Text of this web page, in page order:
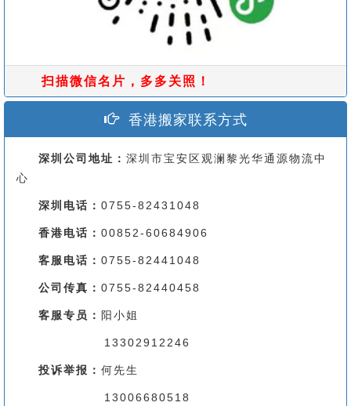
扫描微信名片，多多关照！
香港搬家联系方式
深圳公司地址： 深圳市宝安区观澜黎光华通源物流中
心
深圳电话： 0755-82431048
香港电话： 00852-60684906
客服电话： 0755-82441048
公司传真： 0755-82440458
客服专员： 阳小姐
13302912246
投诉举报： 何先生
13006680518